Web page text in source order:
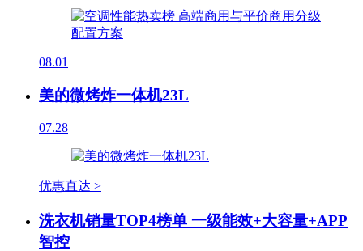
08.01
美的微烤炸一体机23L
07.28
优惠直达 >
洗衣机销量TOP4榜单 一级能效+大容量+APP
智控